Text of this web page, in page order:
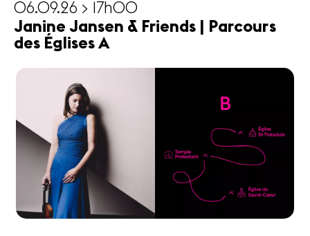
06.09.26 > 17h00
Janine Jansen & Friends | Parcours
des Églises A